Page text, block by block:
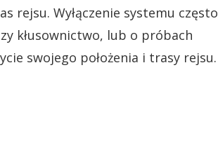
rejsu. Wyłączenie systemu często
kłusownictwo, lub o próbach
swojego położenia i trasy rejsu.